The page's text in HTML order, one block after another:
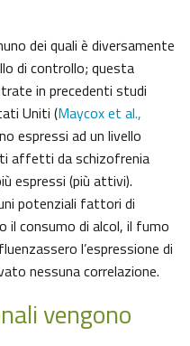
dei quali è diversamente
di controllo; questa
in precedenti studi
Uniti (Maycox et al.,
espressi ad un livello
affetti da schizofrenia
espressi (più attivi).
potenziali fattori di
il consumo di alcol, il fumo
l’espressione di
nessuna correlazione.
vengono